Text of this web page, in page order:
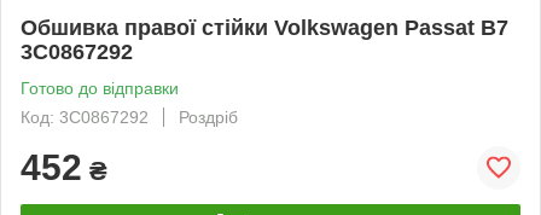
Обшивка правої стійки Volkswagen Passat B7
3C0867292
Готово до відправки
Код: 3C0867292
Роздріб
452 ₴